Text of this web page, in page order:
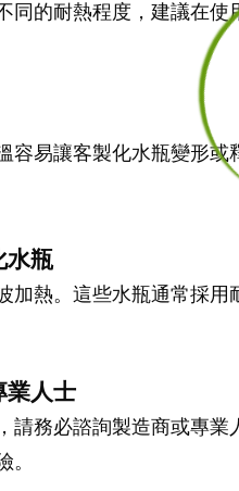
的耐熱程度，建議在使
易讓客製化水瓶變形
水瓶
加熱。這些水瓶通常採
業人士
請務必諮詢製造商或專
。